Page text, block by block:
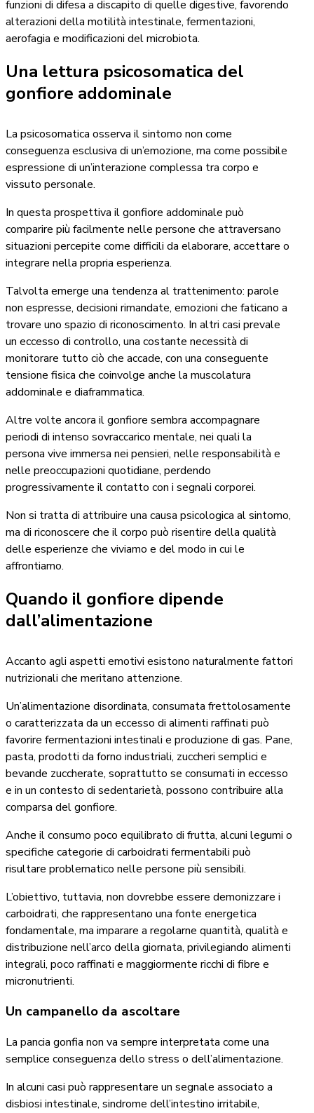
funzioni di difesa a discapito di quelle digestive, favorendo
alterazioni della motilità intestinale, fermentazioni,
aerofagia e modificazioni del microbiota.
Una lettura psicosomatica del
gonfiore addominale
La psicosomatica osserva il sintomo non come
conseguenza esclusiva di un’emozione, ma come possibile
espressione di un’interazione complessa tra corpo e
vissuto personale.
In questa prospettiva il gonfiore addominale può
comparire più facilmente nelle persone che attraversano
situazioni percepite come difficili da elaborare, accettare o
integrare nella propria esperienza.
Talvolta emerge una tendenza al trattenimento: parole
non espresse, decisioni rimandate, emozioni che faticano a
trovare uno spazio di riconoscimento. In altri casi prevale
un eccesso di controllo, una costante necessità di
monitorare tutto ciò che accade, con una conseguente
tensione fisica che coinvolge anche la muscolatura
addominale e diaframmatica.
Altre volte ancora il gonfiore sembra accompagnare
periodi di intenso sovraccarico mentale, nei quali la
persona vive immersa nei pensieri, nelle responsabilità e
nelle preoccupazioni quotidiane, perdendo
progressivamente il contatto con i segnali corporei.
Non si tratta di attribuire una causa psicologica al sintomo,
ma di riconoscere che il corpo può risentire della qualità
delle esperienze che viviamo e del modo in cui le
affrontiamo.
Quando il gonfiore dipende
dall’alimentazione
Accanto agli aspetti emotivi esistono naturalmente fattori
nutrizionali che meritano attenzione.
Un’alimentazione disordinata, consumata frettolosamente
o caratterizzata da un eccesso di alimenti raffinati può
favorire fermentazioni intestinali e produzione di gas. Pane,
pasta, prodotti da forno industriali, zuccheri semplici e
bevande zuccherate, soprattutto se consumati in eccesso
e in un contesto di sedentarietà, possono contribuire alla
comparsa del gonfiore.
Anche il consumo poco equilibrato di frutta, alcuni legumi o
specifiche categorie di carboidrati fermentabili può
risultare problematico nelle persone più sensibili.
L’obiettivo, tuttavia, non dovrebbe essere demonizzare i
carboidrati, che rappresentano una fonte energetica
fondamentale, ma imparare a regolarne quantità, qualità e
distribuzione nell’arco della giornata, privilegiando alimenti
integrali, poco raffinati e maggiormente ricchi di fibre e
micronutrienti.
Un campanello da ascoltare
La pancia gonfia non va sempre interpretata come una
semplice conseguenza dello stress o dell’alimentazione.
In alcuni casi può rappresentare un segnale associato a
disbiosi intestinale, sindrome dell’intestino irritabile,